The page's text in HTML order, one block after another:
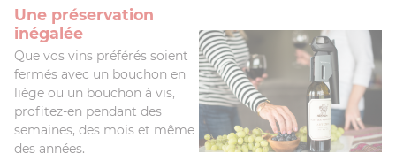
Une préservation
inégalée
Que vos vins préférés soient
fermés avec un bouchon en
liège ou un bouchon à vis,
profitez-en pendant des
semaines, des mois et même
des années.